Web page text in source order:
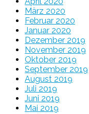
März 2020
Februar 2020
Januar 2020
Dezember 2019
November 2019
Oktober 2019
September 2019
August 2019
Juli 2019
Juni 2019
Mai 2019